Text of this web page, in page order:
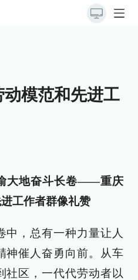
模范和先进工
大地奋斗长卷——重庆
工作者群像礼赞
中，总有一种力量让人
神催人奋勇向前。从车
社区，一代代劳动者以